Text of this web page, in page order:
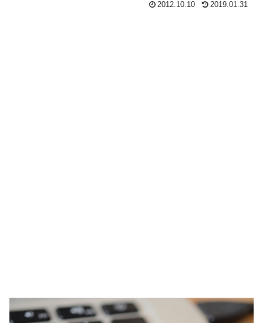
2012.10.10 2019.01.31